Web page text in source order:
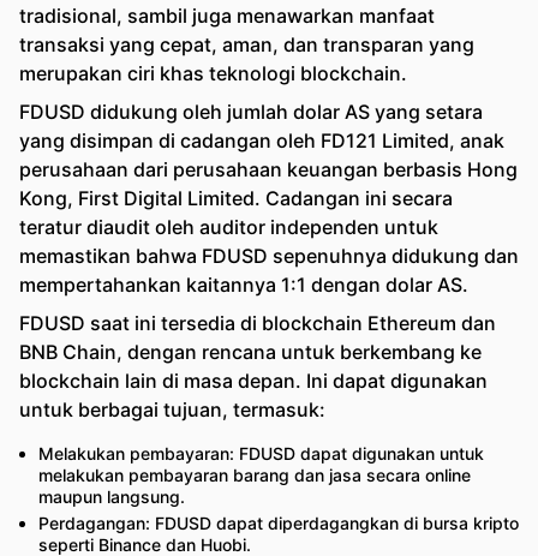
tradisional, sambil juga menawarkan manfaat
transaksi yang cepat, aman, dan transparan yang
merupakan ciri khas teknologi blockchain.
FDUSD didukung oleh jumlah dolar AS yang setara
yang disimpan di cadangan oleh FD121 Limited, anak
perusahaan dari perusahaan keuangan berbasis Hong
Kong, First Digital Limited. Cadangan ini secara
teratur diaudit oleh auditor independen untuk
memastikan bahwa FDUSD sepenuhnya didukung dan
mempertahankan kaitannya 1:1 dengan dolar AS.
FDUSD saat ini tersedia di blockchain Ethereum dan
BNB Chain, dengan rencana untuk berkembang ke
blockchain lain di masa depan. Ini dapat digunakan
untuk berbagai tujuan, termasuk:
Melakukan pembayaran: FDUSD dapat digunakan untuk
melakukan pembayaran barang dan jasa secara online
maupun langsung.
Perdagangan: FDUSD dapat diperdagangkan di bursa kripto
seperti Binance dan Huobi.